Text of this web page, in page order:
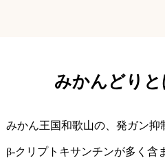
みかんどりと
みかん王国和歌山の、発ガン抑
β-クリプトキサンチンが多く含